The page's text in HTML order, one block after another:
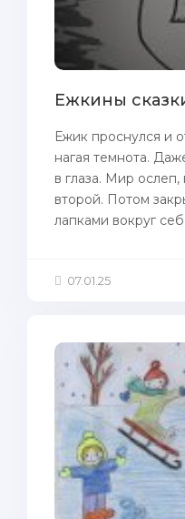
Ежкины
Ежик проснулся и
нагая темнота.
в глаза. Мир
второй. Потом
лапками вокруг
07.01.25